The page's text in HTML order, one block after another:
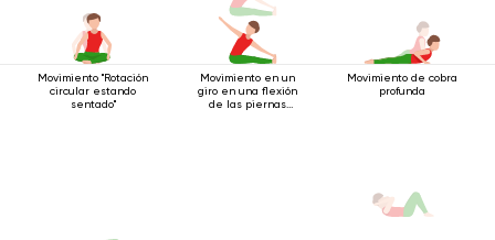
Movimiento "Rotación
circular estando
sentado"
Movimiento en un
giro en una flexión
de las piernas
Movimiento de cobra
profunda